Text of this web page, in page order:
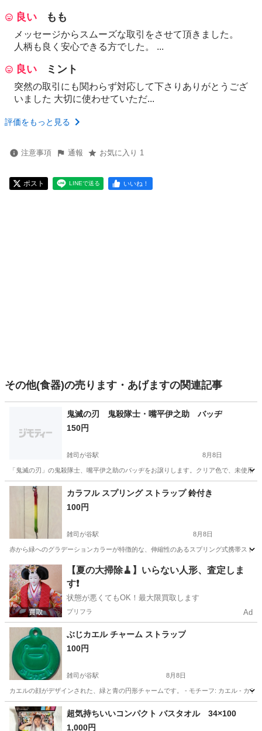
良い もも
メッセージからスムーズな取引をさせて頂きました。
人柄も良く安心できる方でした。 ...
良い ミント
突然の取引にも関わらず対応して下さりありがとうござ
いました 大切に使わせていただ...
評価をもっと見る
注意事項 通報 お気に入り 1
ポスト LINEで送る いいね！
その他(食器)の売ります・あげますの関連記事
鬼滅の刃 鬼殺隊士・嘴平伊之助 バッヂ
150円
雑司が谷駅 8月8日
「鬼滅の刃」の鬼殺隊士、嘴平伊之助のバッヂをお譲りします。クリア色で、未使
東京 豊島区 雑司が谷駅 ノベルティグッズ
カラフル スプリング ストラップ 鈴付き
100円
雑司が谷駅 8月8日
赤から緑へのグラデーションカラーが特徴的な、伸縮性のあるスプリング式携帯スト
東京 豊島区 雑司が谷駅 その他
【夏の大掃除🧹】いらない人形、査定しま
す❗️
状態が悪くてもOK！最大限買取します
プリフラ Ad
ぶじカエル チャーム ストラップ
100円
雑司が谷駅 8月8日
カエルの顔がデザインされた、緑と青の円形チャームです。 - モチーフ: カエル - カ
東京 豊島区 雑司が谷駅 ノベルティグッズ
超気持ちいいコンパクト バスタオル 34×100
1,000円